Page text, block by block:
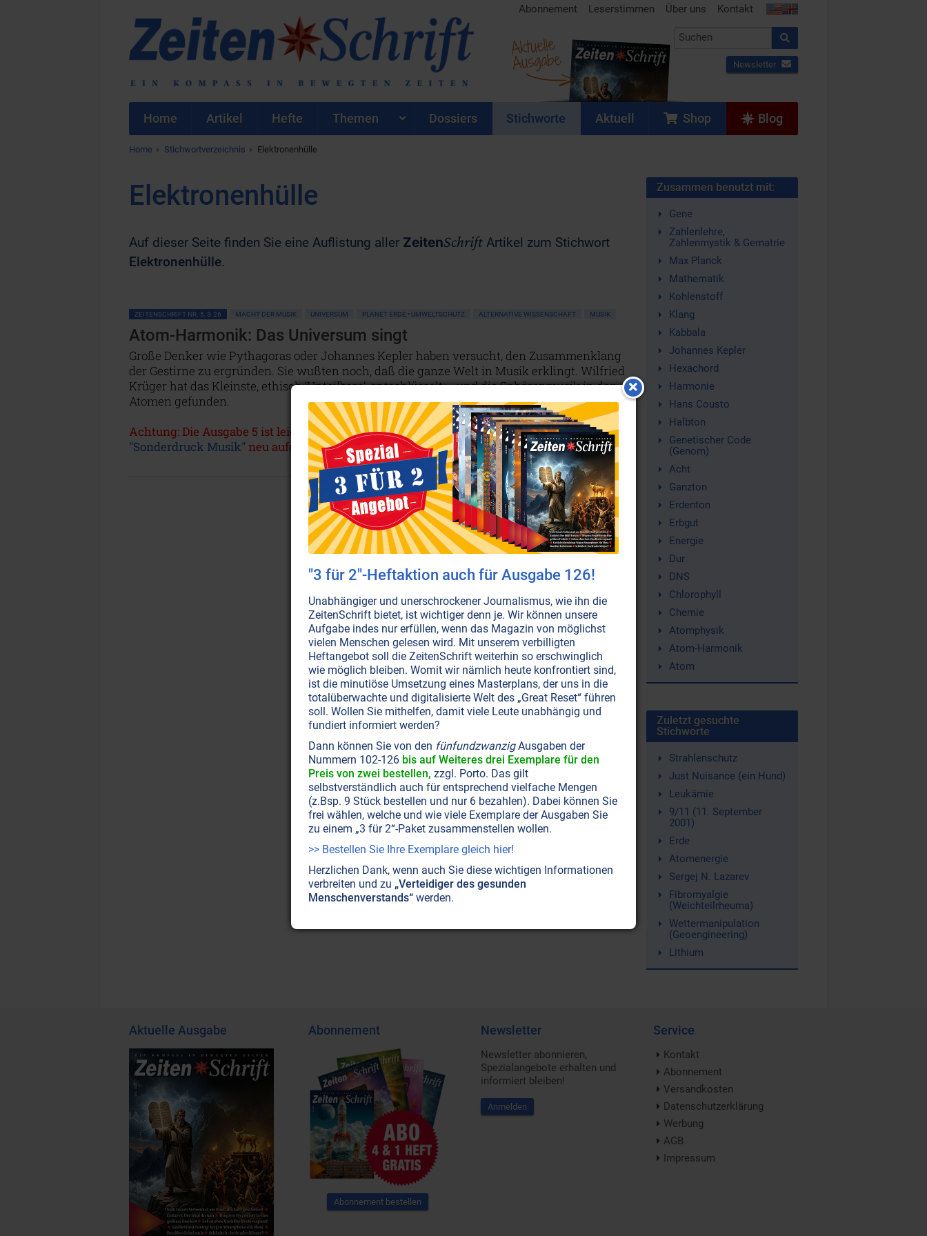
Abonnement Leserstimmen Über uns Kontakt
Newsletter
Aktuelle
Ausgabe
Home Artikel Hefte Themen Dossiers Stichworte Aktuell Shop Blog
Home Stichwortverzeichnis Elektronenhülle
Elektronenhülle
Auf dieser Seite finden Sie eine Auflistung aller ZeitenSchrift Artikel zum Stichwort
Elektronenhülle.
ZEITENSCHRIFT NR. 5, S.26 MACHT DER MUSIK UNIVERSUM PLANET ERDE • UMWELTSCHUTZ ALTERNATIVE WISSENSCHAFT MUSIK
Atom-Harmonik: Das Universum singt
Große Denker wie Pythagoras oder Johannes Kepler haben versucht, den Zusammenklang
der Gestirne zu ergründen. Sie wußten noch, daß die ganze Welt in Musik erklingt. Wilfried
Krüger hat das Kleinste, ethisch ‘Unteilbare’, entschlüsselt – und die Sphärenmusik in den
Atomen gefunden.
Achtung: Die Ausgabe 5 ist leider vergriffen. Dieser Artikel wurde jedoch mittlerweile im
"Sonderdruck Musik" neu aufgelegt! NICHT ONLINE VERFÜGBAR
Zusammen benutzt mit:
Gene
Zahlenlehre,
Zahlenmystik & Gematrie
Max Planck
Mathematik
Kohlenstoff
Klang
Kabbala
Johannes Kepler
Hexachord
Harmonie
Hans Cousto
Halbton
Genetischer Code
(Genom)
Acht
Ganzton
Erdenton
Erbgut
Energie
Dur
DNS
Chlorophyll
Chemie
Atomphysik
Atom-Harmonik
Atom
Zuletzt gesuchte
Stichworte
Strahlenschutz
Just Nuisance (ein Hund)
Leukämie
9/11 (11. September
2001)
Erde
Atomenergie
Sergej N. Lazarev
Fibromyalgie
(Weichteilrheuma)
Wettermanipulation
(Geoengineering)
Lithium
Aktuelle Ausgabe Abonnement
Abonnement bestellen
Newsletter
Newsletter abonnieren,
Spezialangebote erhalten und
informiert bleiben!
Anmelden
Service
Kontakt
Abonnement
Versandkosten
Datenschutzerklärung
Werbung
AGB
Impressum
"3 für 2"-Heftaktion auch für Ausgabe 126!
Unabhängiger und unerschrockener Journalismus, wie ihn die
ZeitenSchrift bietet, ist wichtiger denn je. Wir können unsere
Aufgabe indes nur erfüllen, wenn das Magazin von möglichst
vielen Menschen gelesen wird. Mit unserem verbilligten
Heftangebot soll die ZeitenSchrift weiterhin so erschwinglich
wie möglich bleiben. Womit wir nämlich heute konfrontiert sind,
ist die minutiöse Umsetzung eines Masterplans, der uns in die
totalüberwachte und digitalisierte Welt des „Great Reset“ führen
soll. Wollen Sie mithelfen, damit viele Leute unabhängig und
fundiert informiert werden?
Dann können Sie von den fünfundzwanzigAusgaben der
Nummern 102-126 bis auf Weiteres drei Exemplare für den
Preis von zwei bestellen, zzgl. Porto. Das gilt
selbstverständlich auch für entsprechend vielfache Mengen
(z.Bsp. 9 Stück bestellen und nur 6 bezahlen). Dabei können Sie
frei wählen, welche und wie viele Exemplare der Ausgaben Sie
zu einem „3 für 2“-Paket zusammenstellen wollen.
>> Bestellen Sie Ihre Exemplare gleich hier!
Herzlichen Dank, wenn auch Sie diese wichtigen Informationen
verbreiten und zu „Verteidiger des gesunden
Menschenverstands“werden.